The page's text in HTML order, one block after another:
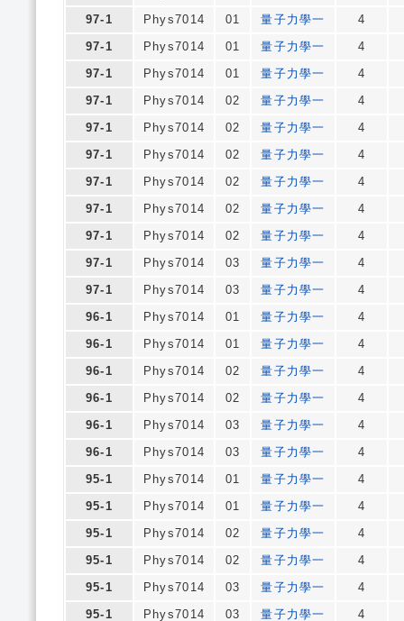
97-1
Phys7014 01 量子力學一
4
97-1
Phys7014 01 量子力學一
4
97-1
Phys7014 01 量子力學一
4
97-1
Phys7014 02 量子力學一
4
97-1
Phys7014 02 量子力學一
4
97-1
Phys7014 02 量子力學一
4
97-1
Phys7014 02 量子力學一
4
97-1
Phys7014 02 量子力學一
4
97-1
Phys7014 02 量子力學一
4
97-1
Phys7014 03 量子力學一
4
97-1
Phys7014 03 量子力學一
4
96-1
Phys7014 01 量子力學一
4
96-1
Phys7014 01 量子力學一
4
96-1
Phys7014 02 量子力學一
4
96-1
Phys7014 02 量子力學一
4
96-1
Phys7014 03 量子力學一
4
96-1
Phys7014 03 量子力學一
4
95-1
Phys7014 01 量子力學一
4
95-1
Phys7014 01 量子力學一
4
95-1
Phys7014 02 量子力學一
4
95-1
Phys7014 02 量子力學一
4
95-1
Phys7014 03 量子力學一
4
95-1
Phys7014 03 量子力學一
4